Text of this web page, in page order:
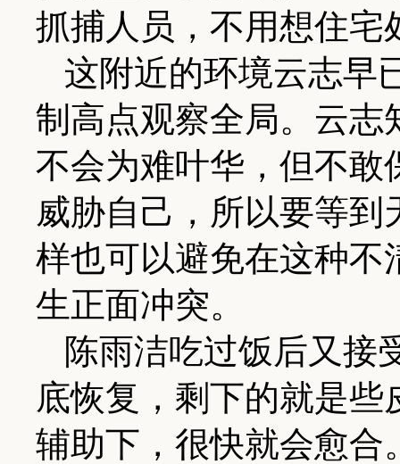
抓捕人员，不用想住宅
这附近的环境云志早
制高点观察全局。云志
不会为难叶华，但不敢
威胁自己，所以要等
样也可以避免在这种不
生正面冲突。
陈雨洁吃过饭后又接
底恢复，剩下的就是
辅助下，很快就会愈合